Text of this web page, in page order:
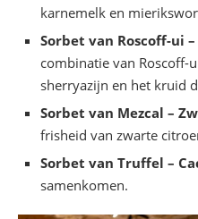
karnemelk en
Sorbet van Roscoff-ui
combinatie van Roscoff-
sherryazijn en het kruid
Sorbet van Mezcal –
frisheid van zwarte
Sorbet van Truffel –
samenkomen.